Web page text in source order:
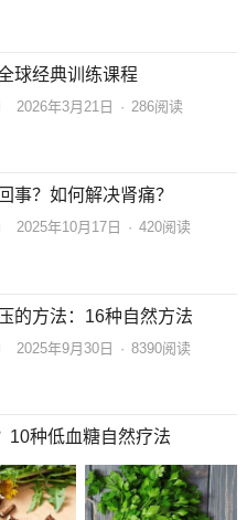
球经典训练课程
2026年3月21日 · 286阅读
事？如何解决肾痛？
2025年10月17日 · 420阅读
的方法：16种自然方法
2025年9月30日 · 8390阅读
10种低血糖自然疗法